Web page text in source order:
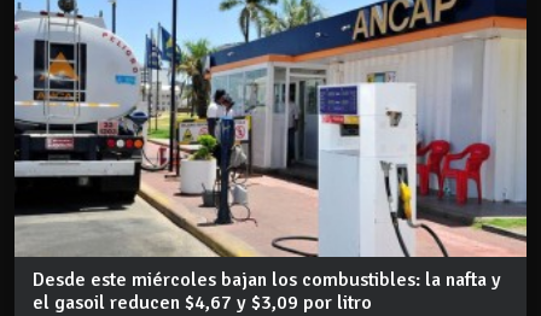
Desde este miércoles bajan los combustibles: la nafta y
el gasoil reducen $4,67 y $3,09 por litro